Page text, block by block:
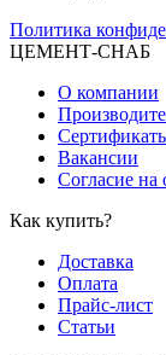
Политика
ЦЕМЕНТ-СНАБ
О компании
Вакансии
Согласие на
Как купить?
Доставка
Оплата
Прайс-лист
Статьи